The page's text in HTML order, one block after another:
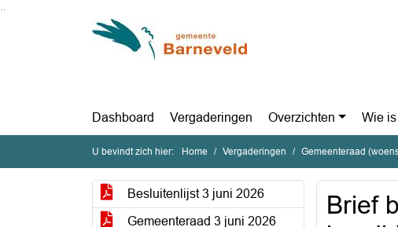
Ga naar de inhoud van deze pagina
Ga naar het zoeken
Dashboard Vergaderingen Overzichten Wie
U bevindt zich hier: Home Vergaderingen Gemeenteraad
Besluitenlijst 3 juni 2026
Gemeenteraad 3 juni 2026
Brief